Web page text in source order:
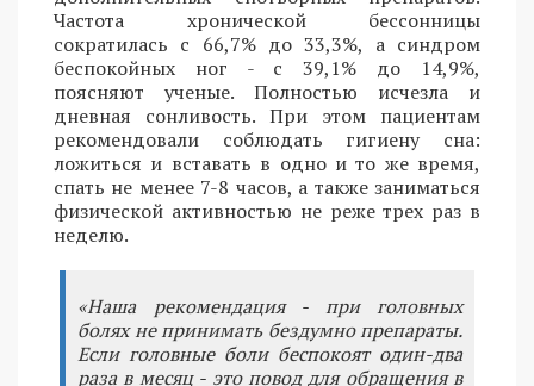
Частота хронической бессонницы
сократилась с 66,7% до 33,3%, а синдром
беспокойных ног - с 39,1% до 14,9%,
поясняют ученые. Полностью исчезла и
дневная сонливость. При этом пациентам
рекомендовали соблюдать гигиену сна:
ложиться и вставать в одно и то же время,
спать не менее 7-8 часов, а также заниматься
физической активностью не реже трех раз в
неделю.
«Наша рекомендация - при головных
болях не принимать бездумно препараты.
Если головные боли беспокоят один-два
раза в месяц - это повод для обращения в